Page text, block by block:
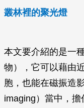
叢林裡的聚光燈
本文要介紹的是一
物），它可以藉由
胞，也能在磁振造
imaging）當中，